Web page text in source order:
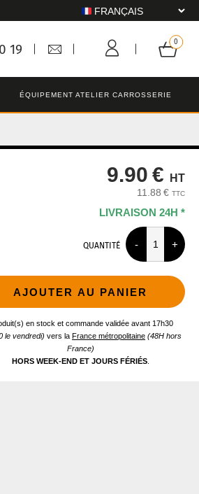
19
ÉQUIPEMENT ATELIER CARROSSERIE
LIVRAISON 24H *
9.90 € HT
11.88 € TTC
QUANTITÉ
AJOUTER AU PANIER
en stock et commande validée avant 17h30
le vendredi) vers la France métropolitaine (48H hors
France)
HORS WEEK-END ET JOURS FÉRIÉS.